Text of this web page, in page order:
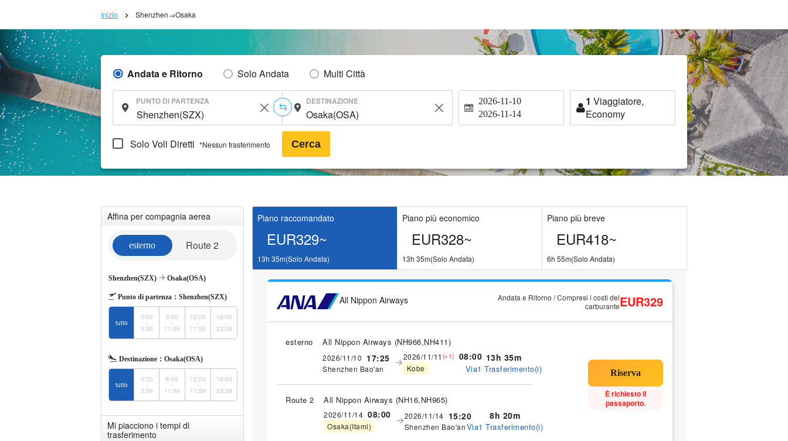
Inizio Shenzhen→Osaka
Andata e Ritorno Solo Andata Multi Città
PUNTO DI PARTENZA DESTINAZIONE 2026-11-10
2026-11-14
1 Viaggiatore,
Economy
Solo Voli Diretti *Nessun trasferimento Cerca
Affina per compagnia aerea
esterno Route 2
Shenzhen(SZX) Osaka(OSA)
Punto di partenza： Shenzhen(SZX)
tutto
0:00
-
5:59
6:00
-
11:59
12:00
-
17:59
18:00
-
23:59
Destinazione： Osaka(OSA)
tutto
0:00
-
5:59
6:00
-
11:59
12:00
-
17:59
18:00
-
23:59
Mi piacciono i tempi di
trasferimento
Piano raccomandato
EUR329~
13h 35m(Solo Andata)
Piano più economico
EUR328~
13h 35m(Solo Andata)
Piano più breve
EUR418~
6h 55m(Solo Andata)
All Nippon Airways
Andata e Ritorno / Compresi i costi del
carburanteEUR329
esterno All Nippon Airways (NH966,NH411)
2026/11/10 17:25
Shenzhen Bao'an
2026/11/11 (+1) 08:00
Kobe
13h 35m
Via1 Trasferimento(i)
Route 2 All Nippon Airways (NH16,NH965)
2026/11/14 08:00
Osaka(Itami)
2026/11/14 15:20
Shenzhen Bao'an
8h 20m
Via1 Trasferimento(i)
È richiesto il
passaporto.